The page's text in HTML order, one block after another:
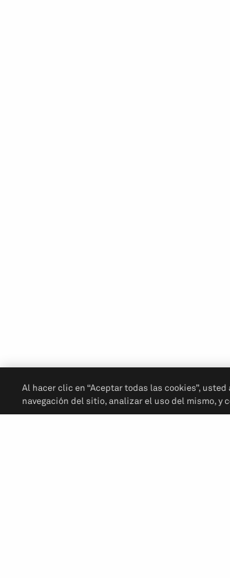
Al hacer clic en “Aceptar todas las cookies”,
navegación del sitio, analizar el uso del mismo,